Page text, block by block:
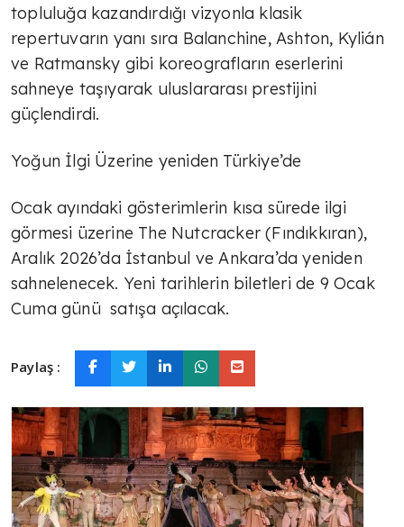
topluluğa kazandırdığı vizyonla klasik
repertuvarın yanı sıra Balanchine, Ashton, Kylián
ve Ratmansky gibi koreografların eserlerini
sahneye taşıyarak uluslararası prestijini
güçlendirdi.
Yoğun İlgi Üzerine yeniden Türkiye’de
Ocak ayındaki gösterimlerin kısa sürede ilgi
görmesi üzerine The Nutcracker (Fındıkkıran),
Aralık 2026’da İstanbul ve Ankara’da yeniden
sahnelenecek. Yeni tarihlerin biletleri de 9 Ocak
Cuma günü satışa açılacak.
Paylaş :